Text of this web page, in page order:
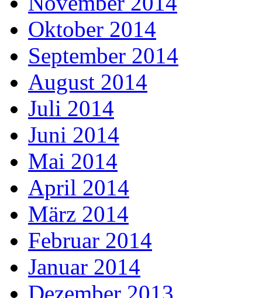
Oktober 2014
September 2014
August 2014
Juli 2014
Juni 2014
Mai 2014
April 2014
März 2014
Februar 2014
Januar 2014